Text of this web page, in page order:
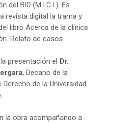
del BID (M.I.C.I.). Es
revista digital la trama y
libro Acerca de la clínica
Relato de casos.
presentación el Dr.
, Decano de la
Derecho de la Universidad
la obra acompañando a